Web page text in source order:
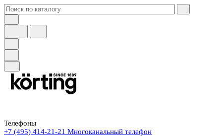
Телефоны
+7 (495) 414-21-21 Многоканальный телефон